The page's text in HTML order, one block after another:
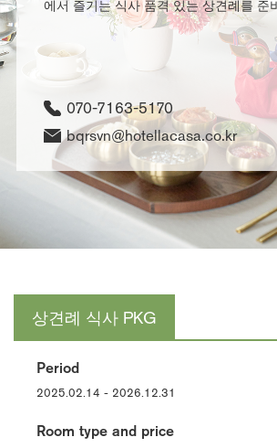
에서 즐기는 식사 품격 있는 상견례를 준
070-7163-5170
bqrsvn@hotellacasa.co.kr
상견례 식사 PKG
Period
2025.02.14 - 2026.12.31
Room type and price